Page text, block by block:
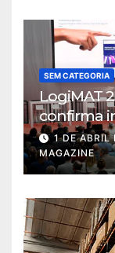
SEM CATEGORIA
LogiMAT
confirma
de1 DE
MAGAZINE